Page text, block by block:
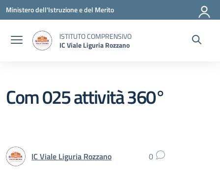
Vai ai contenuti
Vai al menu di navigazione
Vai al footer
Ministero dell'Istruzione e del Merito
ISTITUTO COMPRENSIVO
IC Viale Liguria Rozzano
Com 025 attività 360°
IC Viale Liguria Rozzano 0